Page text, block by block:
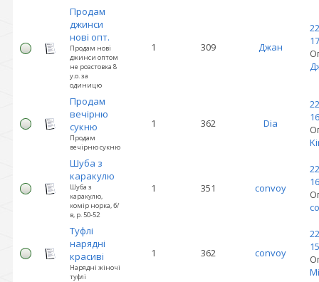
Продам
джинси
нові опт.
Продам нові
джинси оптом
не розстовка 8
у.о. за
одиницю
1 309 Джан
Продам
вечірню
сукню
Продам
вечірню сукню
1 362 Dia
Шуба з
каракулю
Шуба з
каракулю,
комір норка, б/
в, р. 50-52
1 351 convoy
Туфлі
нарядні
красиві
Нарядні жіночі
туфлі
1 362 convoy